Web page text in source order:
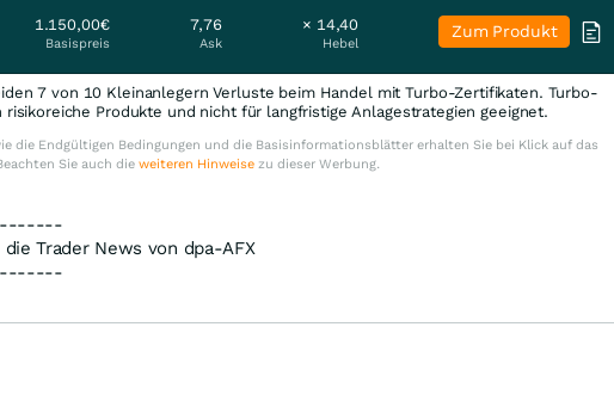
1.150,00€
Basispreis
7,76
Ask
× 14,40
Hebel
Zum Produkt
7 von 10 Kleinanlegern Verluste beim Handel mit Turbo-Zertifikaten. Turbo-
risikoreiche Produkte und nicht für langfristige Anlagestrategien geeignet.
die Endgültigen Bedingungen und die Basisinformationsblätter erhalten Sie bei Klick auf das
Sie auch die weiteren Hinweisezu dieser Werbung.
Trader News von dpa-AFX